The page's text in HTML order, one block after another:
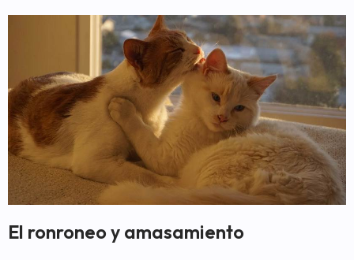
El ronroneo y amasamiento